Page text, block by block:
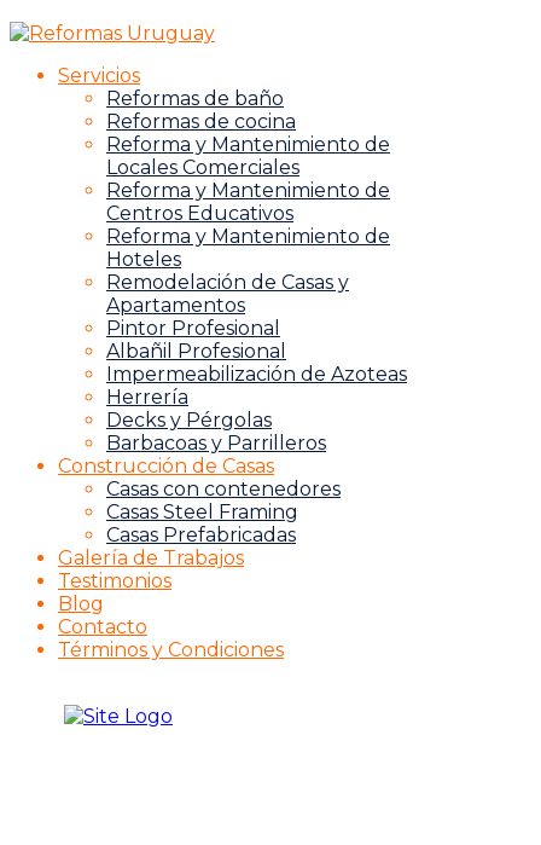
Servicios
Reformas de baño
Reformas de cocina
Reforma y Mantenimiento de
Locales Comerciales
Reforma y Mantenimiento de
Centros Educativos
Reforma y Mantenimiento de
Hoteles
Remodelación de Casas y
Apartamentos
Pintor Profesional
Albañil Profesional
Impermeabilización de Azoteas
Herrería
Decks y Pérgolas
Barbacoas y Parrilleros
Construcción de Casas
Casas con contenedores
Casas Steel Framing
Casas Prefabricadas
Galería de Trabajos
Testimonios
Blog
Contacto
Términos y Condiciones